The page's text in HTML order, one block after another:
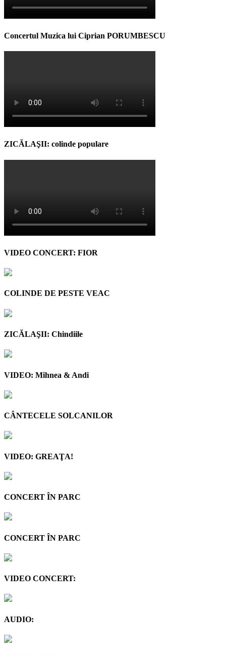
Concertul Muzica lui Ciprian PORUMBESCU
ZICĂLAŞII: colinde populare
VIDEO CONCERT: FIOR
COLINDE DE PESTE VEAC
ZICĂLAŞII: Chindiile
VIDEO: Mihnea & Andi
CÂNTECELE SOLCANILOR
VIDEO: GREAŢA!
CONCERT ÎN PARC
CONCERT ÎN PARC
VIDEO CONCERT:
AUDIO: